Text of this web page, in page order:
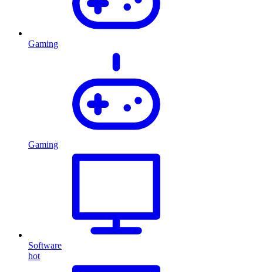
Gaming
Gaming
Software
hot